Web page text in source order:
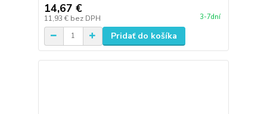
14,67 €
11,93 € bez DPH 3-7dní
Pridať do košíka